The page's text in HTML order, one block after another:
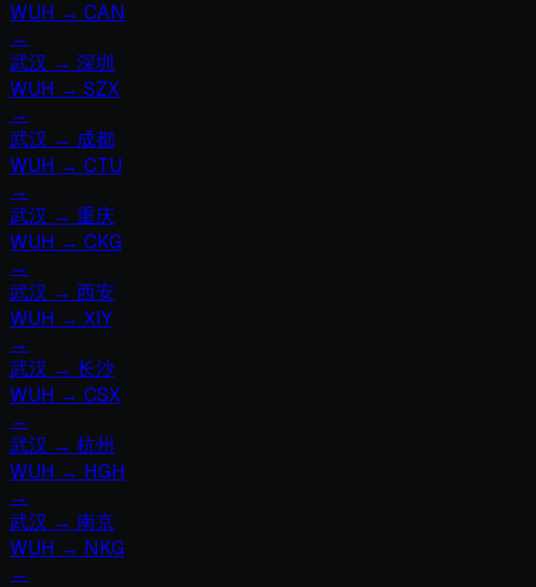
WUH → CAN
→
武汉 → 深圳
WUH → SZX
→
武汉 → 成都
WUH → CTU
→
武汉 → 重庆
WUH → CKG
→
武汉 → 西安
WUH → XIY
→
武汉 → 长沙
WUH → CSX
→
武汉 → 杭州
WUH → HGH
→
武汉 → 南京
WUH → NKG
→